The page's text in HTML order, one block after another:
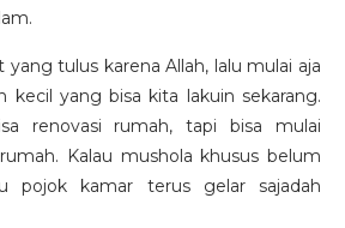
yang tulus karena Allah, lalu mulai aja
kecil yang bisa kita lakuin sekarang.
renovasi rumah, tapi bisa mulai
Kalau mushola khusus belum
pojok kamar terus gelar sajadah